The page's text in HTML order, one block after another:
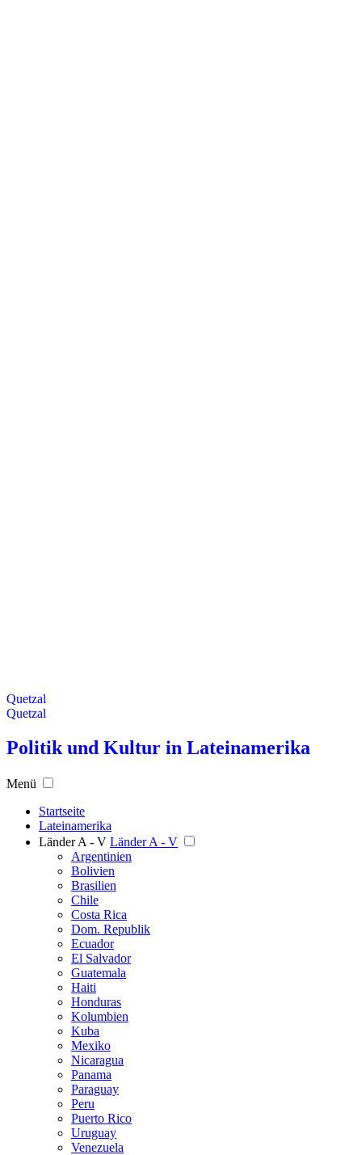
Quetzal
Quetzal
Politik und Kultur in Lateinamerika
Menü
Startseite
Lateinamerika
Länder A - V Länder A - V
Argentinien
Bolivien
Brasilien
Chile
Costa Rica
Dom. Republik
Ecuador
El Salvador
Guatemala
Haiti
Honduras
Kolumbien
Kuba
Mexiko
Nicaragua
Panama
Paraguay
Peru
Puerto Rico
Uruguay
Venezuela